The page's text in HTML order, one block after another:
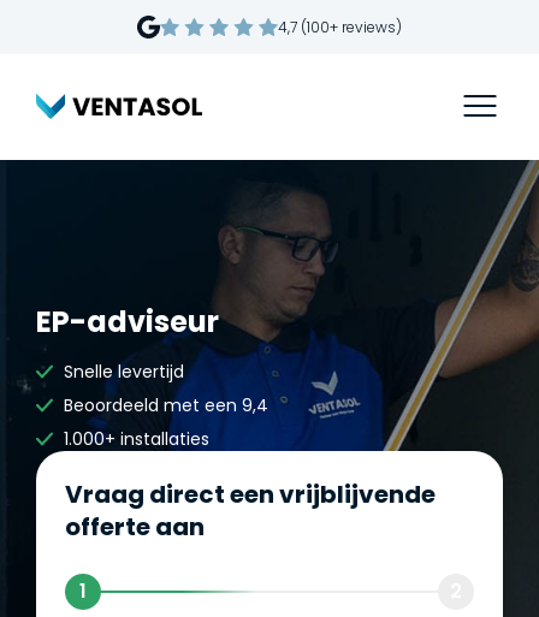
4,7 (100+ reviews)
EP-adviseur
Snelle levertijd
Beoordeeld met een 9,4
1.000+ installaties
Vraag direct een vrijblijvende
offerte aan
1